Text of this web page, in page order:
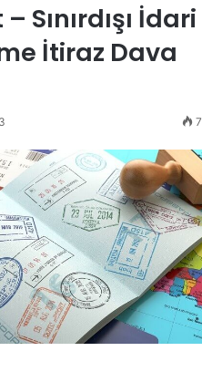
Sınırdışı İdari
İtiraz Dava
7